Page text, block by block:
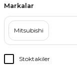
Markalar
Mitsubishi
Stoktakiler